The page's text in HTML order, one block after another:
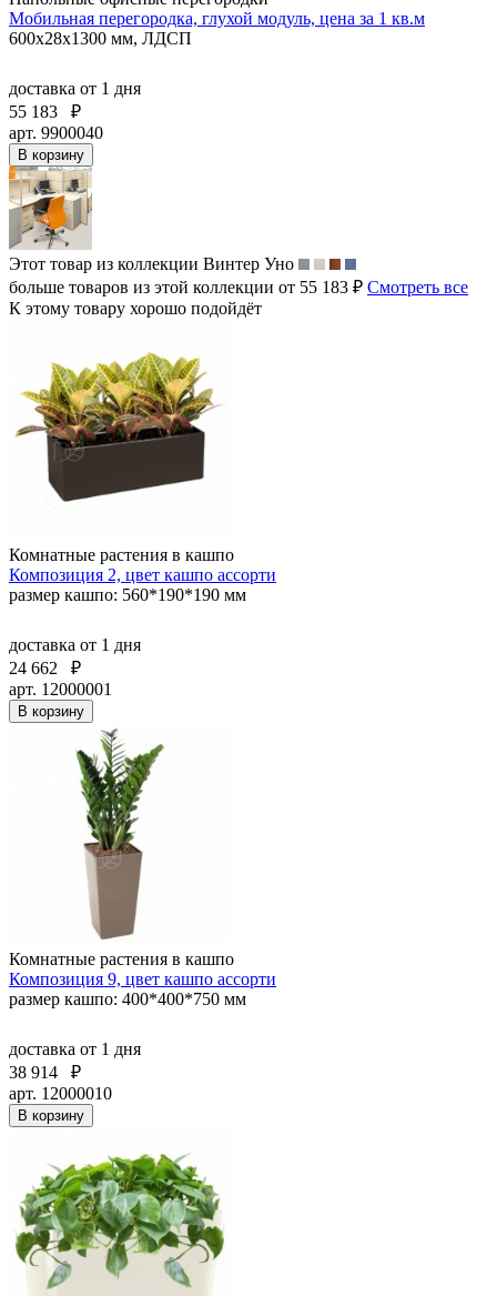
Мобильная перегородка, глухой модуль, цена за 1 кв.м
600х28х1300 мм, ЛДСП
доставка от 1 дня
55 183
₽
арт. 9900040
В корзину
Этот товар из коллекции Винтер Уно
больше товаров из этой коллекции от 55 183 ₽ Смотреть все
К этому товару хорошо подойдёт
Комнатные растения в кашпо
Композиция 2, цвет кашпо ассорти
размер кашпо: 560*190*190 мм
доставка от 1 дня
24 662
₽
арт. 12000001
В корзину
Комнатные растения в кашпо
Композиция 9, цвет кашпо ассорти
размер кашпо: 400*400*750 мм
доставка от 1 дня
38 914
₽
арт. 12000010
В корзину